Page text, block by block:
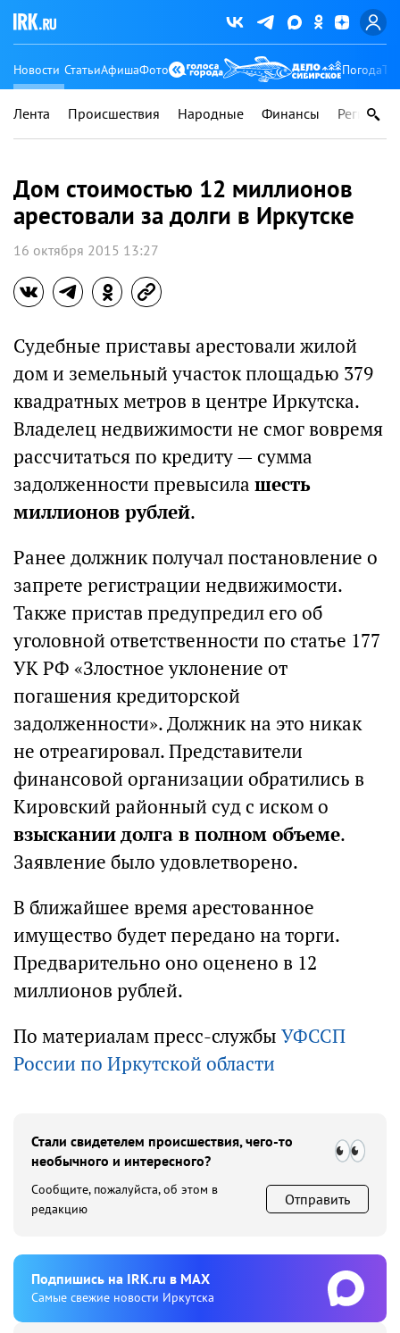
Новости СтатьиАфишаФото Погода
Лента Происшествия Народные Финансы Регионы
Дом стоимостью 12 миллионов
арестовали за долги в Иркутске
16 октября 2015 13:27
Судебные приставы арестовали жилой
дом и земельный участок площадью 379
квадратных метров в центре Иркутска.
Владелец недвижимости не смог вовремя
рассчитаться по кредиту — сумма
задолженности превысила шесть
миллионов рублей.
Ранее должник получал постановление о
запрете регистрации недвижимости.
Также пристав предупредил его об
уголовной ответственности по статье 177
УК РФ «Злостное уклонение от
погашения кредиторской
задолженности». Должник на это никак
не отреагировал. Представители
финансовой организации обратились в
Кировский районный суд с иском о
взыскании долга в полном объеме.
Заявление было удовлетворено.
В ближайшее время арестованное
имущество будет передано на торги.
Предварительно оно оценено в 12
миллионов рублей.
По материалам пресс-службы УФССП
России по Иркутской области
Стали свидетелем происшествия, чего-то
необычного и интересного?
Сообщите, пожалуйста, об этом в
редакцию
Отправить
Подпишиcь на IRK.ru в MAX
Cамые свежие новости Иркутска